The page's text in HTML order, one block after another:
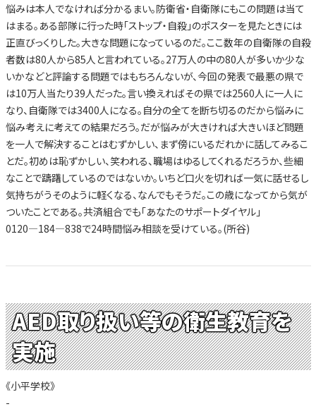
悩みは本人でなければ分かるまい。防衛省・自衛隊にもこの問題は当て
はまる。ある部隊に行った時「ストップ・自殺」のポスターを見たときには
正直びっくりした。大きな問題になっているのだ。ここ数年の自衛隊の自殺
者数は80人から85人と言われている。27万人の中の80人が多いか少な
いかなどと評論する問題ではもちろんないが、今回の発表で最悪の県で
は10万人当たり39人だった。言い換えればその県では2560人に一人に
なり、自衛隊では3400人になる。自分の全てを断ち切るのだから悩みに
悩み考えに考えての結果だろう。だが悩みが大きければ大きいほど問題
を一人で解決することはむずかしい、まず傍にいるだれかに話してみるこ
とだ。初めは恥ずかしい、笑われる、職場はゆるしてくれるだろうか、些細
なことで躊躇しているのではないか。いちど口火を切れば一気に話せるし
気持ちがうそのように軽くなる、なんでもそうだ。この歳になってから気が
ついたことである。共済組合でも「あなたのサポートダイヤル」
0120―184―838で24時間悩み相談を受けている。(所谷)
AED取り扱い等の衛生教育を
実施
《小平学校》
-